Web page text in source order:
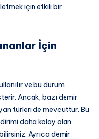
için etkili bir
İçin
ve bu durum
Ancak, bazı demir
türleri de mevcuttur. Bu
daha kolay olan
Ayrıca demir